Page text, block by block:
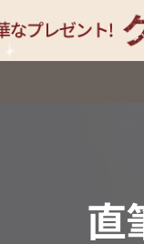
直